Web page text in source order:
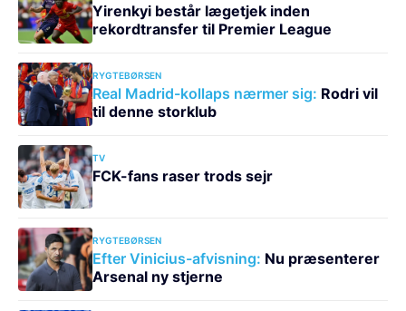
Yirenkyi består lægetjek inden
rekordtransfer til Premier League
RYGTEBØRSEN
Real Madrid-kollaps nærmer sig: Rodri vil
til denne storklub
TV
FCK-fans raser trods sejr
RYGTEBØRSEN
Efter Vinicius-afvisning: Nu præsenterer
Arsenal ny stjerne